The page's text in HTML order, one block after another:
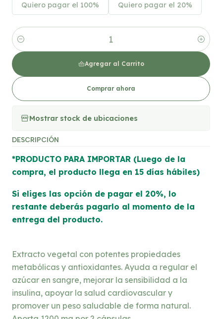
Quiero pagar el 100% Quiero pagar el 20%
Cantidad
Agregar al Carrito
Comprar ahora
Mostrar stock de ubicaciones
DESCRIPCIÓN
*PRODUCTO PARA IMPORTAR (Luego de la
compra, el producto llega en 15 días hábiles)
Si eliges las opción de pagar el 20%, lo
restante deberás pagarlo al momento de la
entrega del producto.
Extracto vegetal con potentes propiedades
metabólicas y antioxidantes. Ayuda a regular el
azúcar en sangre, mejorar la sensibilidad a la
insulina, apoyar la salud cardiovascular y
promover un peso saludable de forma natural.